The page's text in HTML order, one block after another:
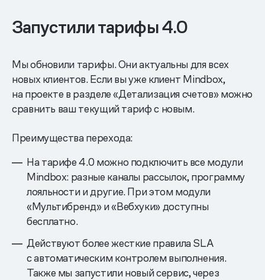
Запустили тарифы 4.0
Мы обновили тарифы. Они актуальны для всех
новых клиентов. Если вы уже клиент Mindbox,
на проекте в разделе «Детализация счетов» можно
сравнить ваш текущий тариф с новым.
Преимущества перехода:
На тарифе 4.0 можно подключить все модули
Mindbox: разные каналы рассылок, программу
лояльности и другие. При этом модули
«Мультибренд» и «Вебхуки» доступны
бесплатно.
Действуют более жесткие правила SLA
с автоматическим контролем выполнения.
Также мы запустили новый сервис, через